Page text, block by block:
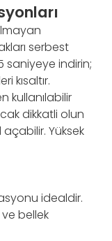
serbest
saniyeye indirin;
kısaltır.
kullanılabilir
dikkatli olun
açabilir. Yüksek
idealdir.
bellek